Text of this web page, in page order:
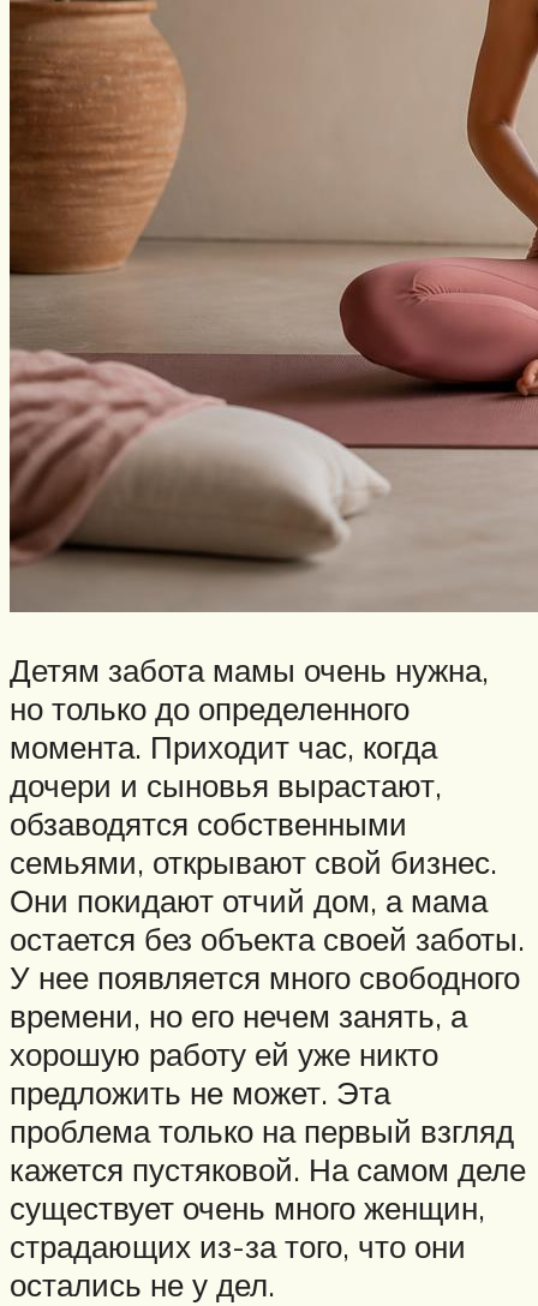
Детям забота мамы очень нужна,
но только до определенного
момента. Приходит час, когда
дочери и сыновья вырастают,
обзаводятся собственными
семьями, открывают свой бизнес.
Они покидают отчий дом, а мама
остается без объекта своей заботы.
У нее появляется много свободного
времени, но его нечем занять, а
хорошую работу ей уже никто
предложить не может. Эта
проблема только на первый взгляд
кажется пустяковой. На самом деле
существует очень много женщин,
страдающих из-за того, что они
остались не у дел.